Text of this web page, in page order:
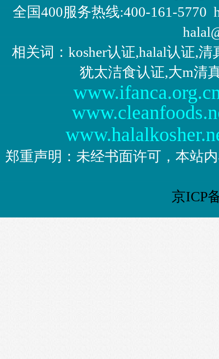
全国400服务热线:400-161-5770
相关词：kosher认证,halal认证,
犹太洁食认证,大m清
郑重声明：未经书面许可，本站
京ICP